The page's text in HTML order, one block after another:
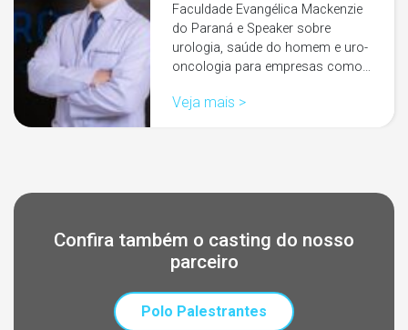
Faculdade Evangélica Mackenzie
do Paraná e Speaker sobre
urologia, saúde do homem e uro-
oncologia para empresas como…
Veja mais >
Confira também o casting do nosso
parceiro
Polo Palestrantes